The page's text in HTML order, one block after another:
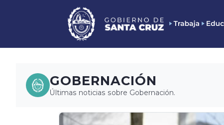
GOBERNACIÓN
Últimas noticias sobre Gobernación.